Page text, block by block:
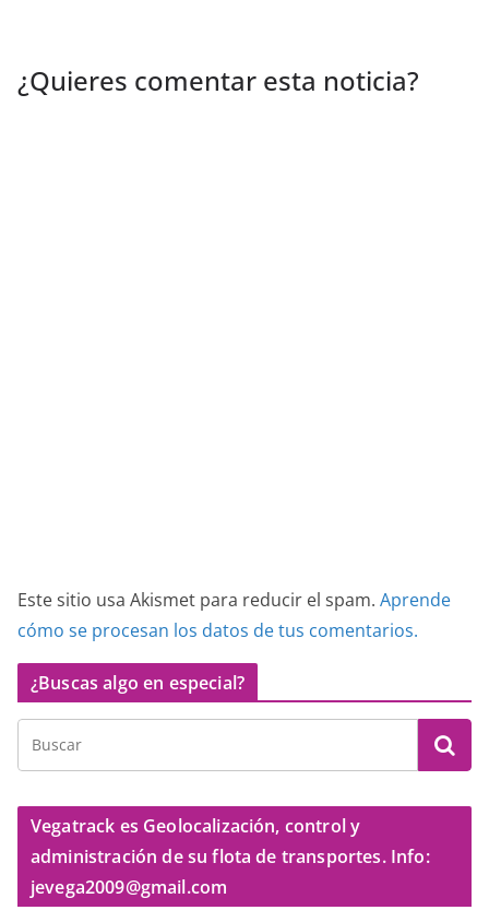
¿Quieres comentar esta noticia?
Este sitio usa Akismet para reducir el spam. Aprende
cómo se procesan los datos de tus comentarios.
¿Buscas algo en especial?
Vegatrack es Geolocalización, control y
administración de su flota de transportes. Info:
jevega2009@gmail.com